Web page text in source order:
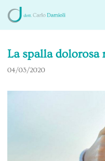
Vai
al
La spalla
04/03/2020